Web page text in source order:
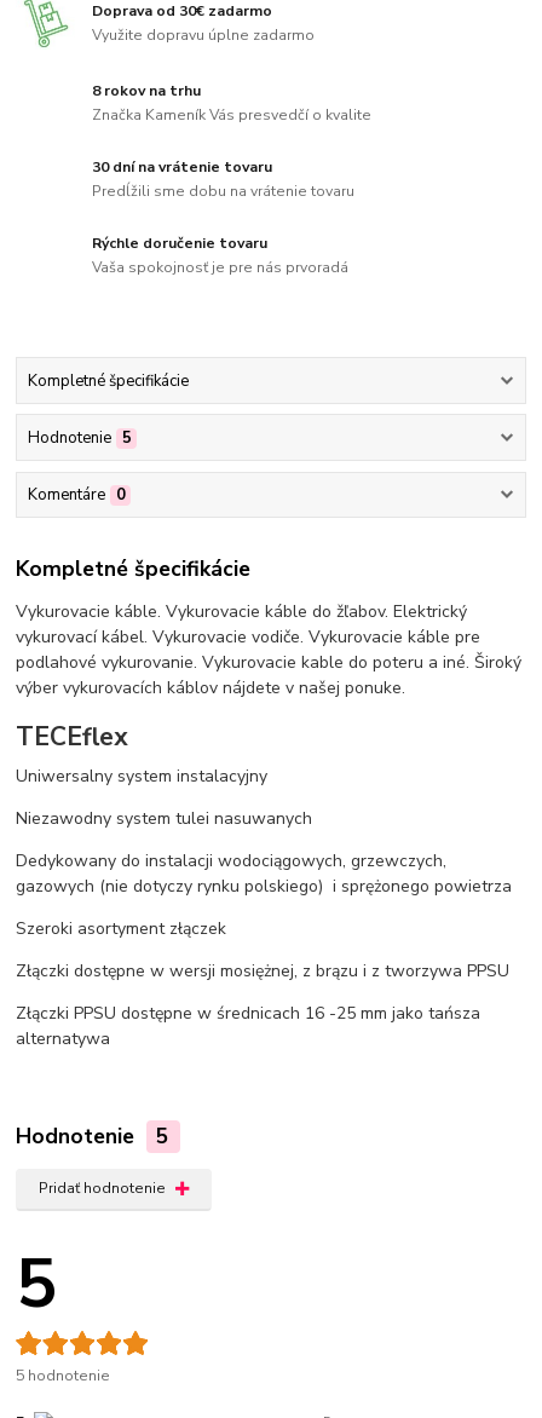
Doprava od 30€ zadarmo
Využite dopravu úplne zadarmo
8 rokov na trhu
Značka Kameník Vás presvedčí o kvalite
30 dní na vrátenie tovaru
Predĺžili sme dobu na vrátenie tovaru
Rýchle doručenie tovaru
Vaša spokojnosť je pre nás prvoradá
Kompletné špecifikácie
Hodnotenie 5
Komentáre 0
Kompletné špecifikácie
Vykurovacie káble. Vykurovacie káble do žľabov. Elektrický
vykurovací kábel. Vykurovacie vodiče. Vykurovacie káble pre
podlahové vykurovanie. Vykurovacie kable do poteru a iné. Široký
výber vykurovacích káblov nájdete v našej ponuke.
TECEflex
Uniwersalny system instalacyjny
Niezawodny system tulei nasuwanych
Dedykowany do instalacji wodociągowych, grzewczych,
gazowych (nie dotyczy rynku polskiego) i sprężonego powietrza
Szeroki asortyment złączek
Złączki dostępne w wersji mosiężnej, z brązu i z tworzywa PPSU
Złączki PPSU dostępne w średnicach 16 -25 mm jako tańsza
alternatywa
Hodnotenie 5
Pridať hodnotenie
5
5 hodnotenie